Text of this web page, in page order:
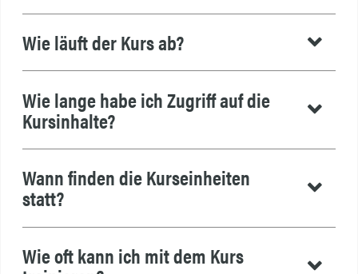
Wie läuft der Kurs ab?
Wie lange habe ich Zugriff auf die
Kursinhalte?
Wann finden die Kurseinheiten
statt?
Wie oft kann ich mit dem Kurs